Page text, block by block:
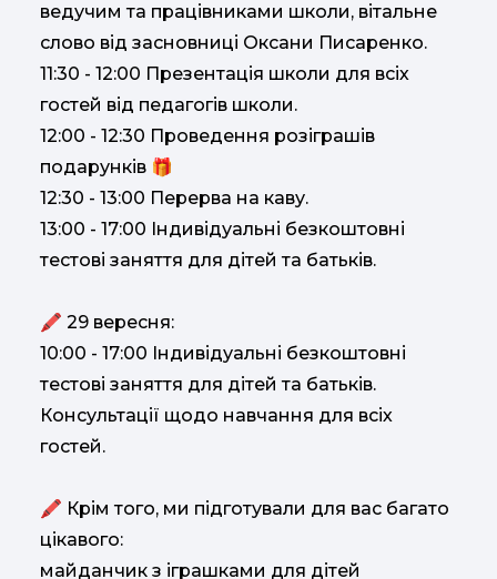
ведучим та працівниками школи, вітальне
слово від засновниці Оксани Писаренко.
11:30 - 12:00 Презентація школи для всіх
гостей від педагогів школи.
12:00 - 12:30 Проведення розіграшів
подарунків 🎁
12:30 - 13:00 Перерва на каву.
13:00 - 17:00 Індивідуальні безкоштовні
тестові заняття для дітей та батьків.
🖍 29 вересня:
10:00 - 17:00 Індивідуальні безкоштовні
тестові заняття для дітей та батьків.
Консультації щодо навчання для всіх
гостей.
🖍 Крім того, ми підготували для вас багато
цікавого:
майданчик з іграшками для дітей